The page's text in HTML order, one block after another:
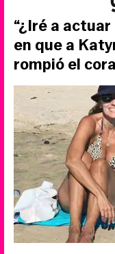
“¿Iré a
en que a
rompió el